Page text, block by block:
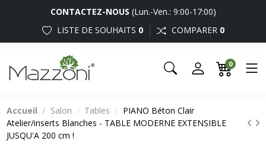
CONTACTEZ-NOUS (Lun.-Ven.: 9:00-17:00)
LISTE DE SOUHAITS 0 COMPARER 0
0
Accueil Salon Tables
PIANO Béton Clair
Atelier/inserts Blanches - TABLE MODERNE EXTENSIBLE
JUSQU'A 200 cm !